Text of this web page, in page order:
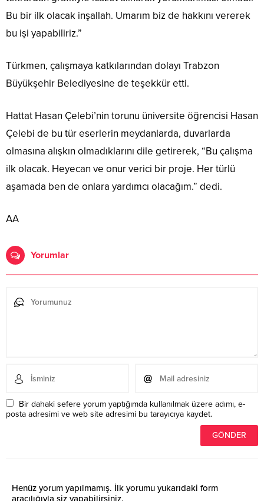
Bu bir ilk olacak inşallah. Umarım biz de hakkını vererek
bu işi yapabiliriz.”
Türkmen, çalışmaya katkılarından dolayı Trabzon
Büyükşehir Belediyesine de teşekkür etti.
Hattat Hasan Çelebi’nin torunu üniversite öğrencisi Hasan
Çelebi de bu tür eserlerin meydanlarda, duvarlarda
olmasına alışkın olmadıklarını dile getirerek, “Bu çalışma
ilk olacak. Heyecan ve onur verici bir proje. Her türlü
aşamada ben de onlara yardımcı olacağım.” dedi.
AA
Yorumlar
Bir dahaki sefere yorum yaptığımda kullanılmak üzere adımı, e-
posta adresimi ve web site adresimi bu tarayıcıya kaydet.
Henüz yorum yapılmamış. İlk yorumu yukarıdaki form
aracılığıyla siz yapabilirsiniz.